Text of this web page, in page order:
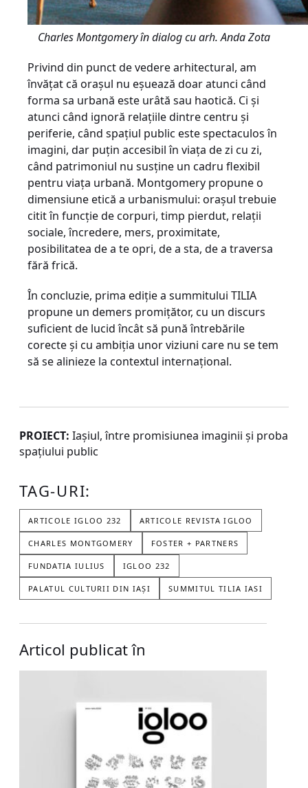
Charles Montgomery în dialog cu arh. Anda Zota
Privind din punct de vedere arhitectural, am
învățat că orașul nu eșuează doar atunci când
forma sa urbană este urâtă sau haotică. Ci și
atunci când ignoră relațiile dintre centru și
periferie, când spațiul public este spectaculos în
imagini, dar puțin accesibil în viața de zi cu zi,
când patrimoniul nu susține un cadru flexibil
pentru viața urbană. Montgomery propune o
dimensiune etică a urbanismului: orașul trebuie
citit în funcție de corpuri, timp pierdut, relații
sociale, încredere, mers, proximitate,
posibilitatea de a te opri, de a sta, de a traversa
fără frică.
În concluzie, prima ediție a summitului TILIA
propune un demers promițător, cu un discurs
suficient de lucid încât să pună întrebările
corecte și cu ambiția unor viziuni care nu se tem
să se alinieze la contextul internațional.
PROIECT: Iașiul, între promisiunea imaginii și proba
spațiului public
TAG-URI:
ARTICOLE IGLOO 232 ARTICOLE REVISTA IGLOO
CHARLES MONTGOMERY FOSTER + PARTNERS
FUNDATIA IULIUS IGLOO 232
PALATUL CULTURII DIN IAȘI SUMMITUL TILIA IASI
Articol publicat în